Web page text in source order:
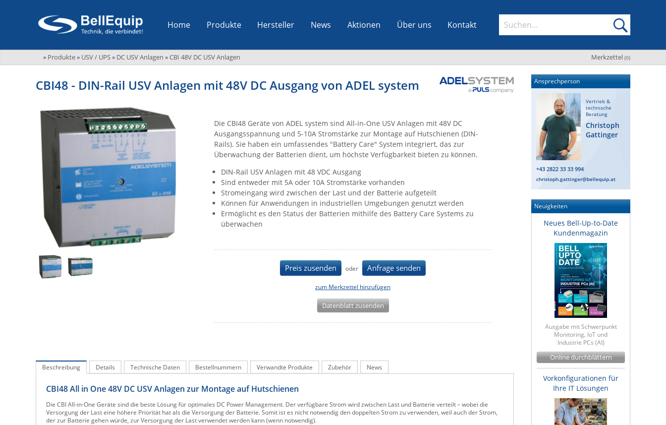
Home Produkte Hersteller News Aktionen Über uns Kontakt
Merkzettel (0)
» Produkte» USV / UPS» DC USV Anlagen »CBI 48V DC USV Anlagen
CBI48 - DIN-Rail USV Anlagen mit 48V DC Ausgang von ADEL system
Die CBI48 Geräte von ADEL system sind All-in-One USV Anlagen mit 48V DC
Ausgangsspannung und 5-10A Stromstärke zur Montage auf Hutschienen (DIN-
Rails). Sie haben ein umfassendes "Battery Care" System integriert, das zur
Überwachung der Batterien dient, um höchste Verfügbarkeit bieten zu können.
DIN-Rail USV Anlagen mit 48 VDC Ausgang
Sind entweder mit 5A oder 10A Stromstärke vorhanden
Stromeingang wird zwischen der Last und der Batterie aufgeteilt
Können für Anwendungen in industriellen Umgebungen genutzt werden
Ermöglicht es den Status der Batterien mithilfe des Battery Care Systems zu
überwachen
Preis zusenden oder Anfrage senden
zum Merkzettel hinzufügen
Datenblatt zusenden
Beschreibung Details Technische Daten Bestellnummern Verwandte Produkte Zubehör News
CBI48 All in One 48V DC USV Anlagen zur Montage auf Hutschienen
Die CBI All-in-One Geräte sind die beste Lösung für optimales DC Power Management. Der verfügbare Strom wird zwischen Last und Batterie verteilt – wobei die
Versorgung der Last eine höhere Priorität hat als die Versorgung der Batterie. Somit ist es nicht notwendig den doppelten Strom zu verwenden, weil auch der Strom,
der zur Batterie gehen würde, zur Versorgung der Last verwendet werden kann (wenn notwendig).
Ansprechperson
Vertrieb &
technische
Beratung
Christoph
Gattinger
+43 2822 33 33 994
christoph.gattinger@bellequip.at
Neuigkeiten
Neues Bell-Up-to-Date
Kundenmagazin
Ausgabe mit Schwerpunkt
Monitoring, IoT und
Industrie PCs (AI)
Online durchblättern
Vorkonfigurationen für
Ihre IT Lösungen